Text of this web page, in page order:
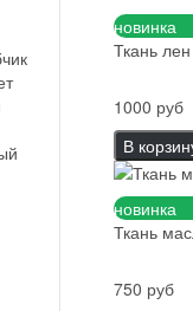
новинка
Ткань
1000 руб
В
новинка
Ткань
750 руб